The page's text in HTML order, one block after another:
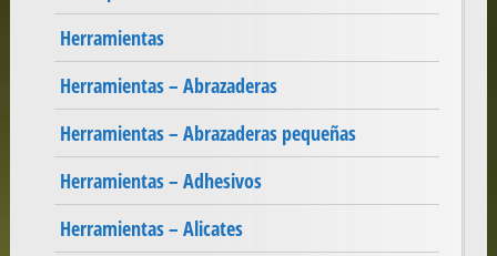
Herramientas
Herramientas – Abrazaderas
Herramientas – Abrazaderas pequeñas
Herramientas – Adhesivos
Herramientas – Alicates